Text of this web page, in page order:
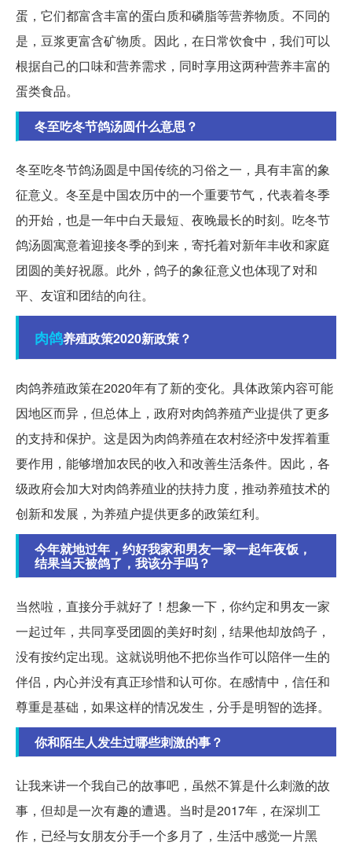
蛋，它们都富含丰富的蛋白质和磷脂等营养物质。不同的
是，豆浆更富含矿物质。因此，在日常饮食中，我们可以
根据自己的口味和营养需求，同时享用这两种营养丰富的
蛋类食品。
冬至吃冬节鸽汤圆什么意思？
冬至吃冬节鸽汤圆是中国传统的习俗之一，具有丰富的象
征意义。冬至是中国农历中的一个重要节气，代表着冬季
的开始，也是一年中白天最短、夜晚最长的时刻。吃冬节
鸽汤圆寓意着迎接冬季的到来，寄托着对新年丰收和家庭
团圆的美好祝愿。此外，鸽子的象征意义也体现了对和
平、友谊和团结的向往。
肉鸽养殖政策2020新政策？
肉鸽养殖政策在2020年有了新的变化。具体政策内容可能
因地区而异，但总体上，政府对肉鸽养殖产业提供了更多
的支持和保护。这是因为肉鸽养殖在农村经济中发挥着重
要作用，能够增加农民的收入和改善生活条件。因此，各
级政府会加大对肉鸽养殖业的扶持力度，推动养殖技术的
创新和发展，为养殖户提供更多的政策红利。
今年就地过年，约好我家和男友一家一起年夜饭，
结果当天被鸽了，我该分手吗？
当然啦，直接分手就好了！想象一下，你约定和男友一家
一起过年，共同享受团圆的美好时刻，结果他却放鸽子，
没有按约定出现。这就说明他不把你当作可以陪伴一生的
伴侣，内心并没有真正珍惜和认可你。在感情中，信任和
尊重是基础，如果这样的情况发生，分手是明智的选择。
你和陌生人发生过哪些刺激的事？
让我来讲一个我自己的故事吧，虽然不算是什么刺激的故
事，但却是一次有趣的遭遇。当时是2017年，在深圳工
作，已经与女朋友分手一个多月了，生活中感觉一片黑